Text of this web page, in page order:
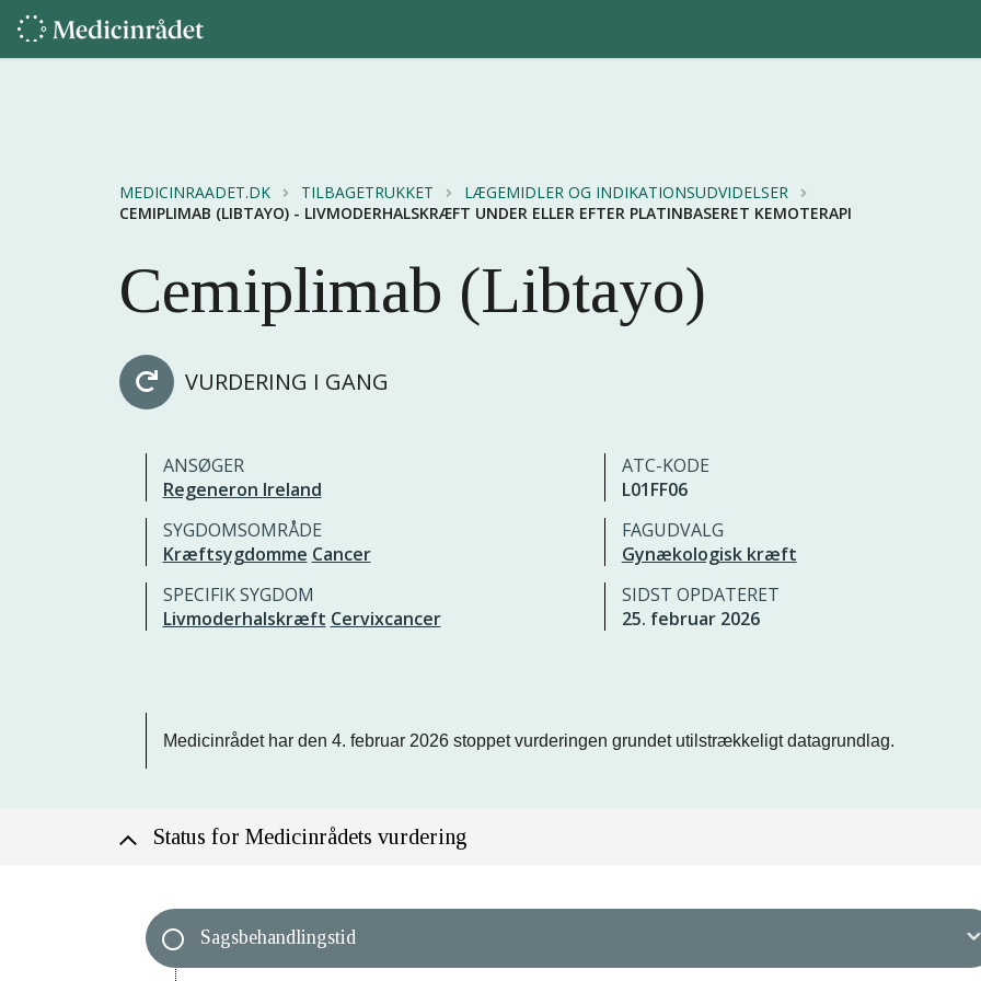
MEDICINRAADET.DK TILBAGETRUKKET
LÆGEMIDLER OG INDIKATIONSUDVIDELSER
CEMIPLIMAB (LIBTAYO) - LIVMODERHALSKRÆFT UNDER ELLER EFTER PLATINBASERET KEMOTERAPI
Cemiplimab (Libtayo)
VURDERING I GANG
ANSØGER
Regeneron Ireland
ATC-KODE
L01FF06
SYGDOMSOMRÅDE
Kræftsygdomme Cancer
FAGUDVALG
Gynækologisk kræft
SPECIFIK SYGDOM
Livmoderhalskræft Cervixcancer
SIDST OPDATERET
25. februar 2026
Medicinrådet har den 4. februar 2026 stoppet vurderingen grundet utilstrækkeligt datagrundlag.
Status for Medicinrådets vurdering
Sagsbehandlingstid